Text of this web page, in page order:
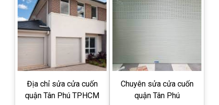
Địa chỉ sửa cửa cuốn
quận Tân Phú TPHCM
Chuyên sửa cửa cuốn
quận Tân Phú